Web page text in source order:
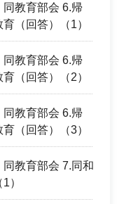
教育部会 6.帰
（回答）（1）
教育部会 6.帰
（回答）（2）
教育部会 6.帰
（回答）（3）
教育部会 7.同和
）